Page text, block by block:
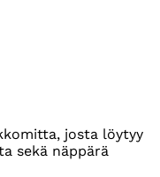
josta löytyy
sekä näppärä